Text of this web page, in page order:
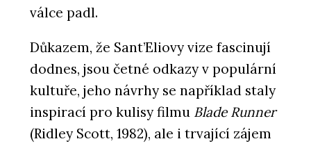
válce padl.
Důkazem, že Sant’Eliovy vize fascinují
dodnes, jsou četné odkazy v populární
kultuře, jeho návrhy se například staly
inspirací pro kulisy filmu Blade Runner
(Ridley Scott, 1982), ale i trvající zájem